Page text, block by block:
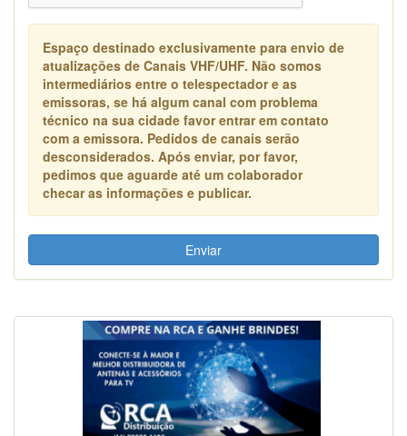
Espaço destinado exclusivamente para envio de
atualizações de Canais VHF/UHF. Não somos
intermediários entre o telespectador e as
emissoras, se há algum canal com problema
técnico na sua cidade favor entrar em contato
com a emissora. Pedidos de canais serão
desconsiderados. Após enviar, por favor,
pedimos que aguarde até um colaborador
checar as informações e publicar.
Enviar